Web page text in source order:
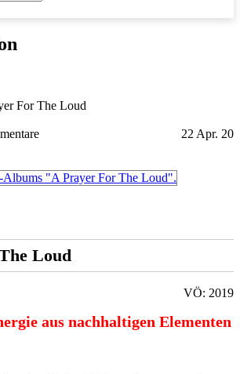
For The Loud
22 Apr. 20
Loud
VÖ: 2019
aus nachhaltigen Elementen